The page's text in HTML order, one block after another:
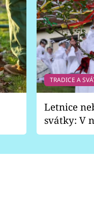
TRADICE A
Letnice
svátky: V
pondělí